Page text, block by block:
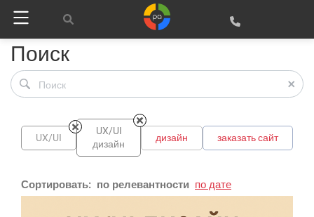
Поиск
UX/UI
UX/UI
дизайн
дизайн заказать сайт
Сортировать: по релевантности по дате